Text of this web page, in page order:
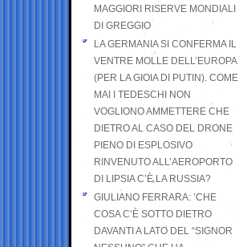
MAGGIORI RISERVE MONDIALI
DI GREGGIO
LA GERMANIA SI CONFERMA IL
VENTRE MOLLE DELL’EUROPA
(PER LA GIOIA DI PUTIN). COME
MAI I TEDESCHI NON
VOGLIONO AMMETTERE CHE
DIETRO AL CASO DEL DRONE
PIENO DI ESPLOSIVO
RINVENUTO ALL’AEROPORTO
DI LIPSIA C’È LA RUSSIA?
GIULIANO FERRARA: ’CHE
COSA C’È SOTTO DIETRO
DAVANTI A LATO DEL “SIGNOR